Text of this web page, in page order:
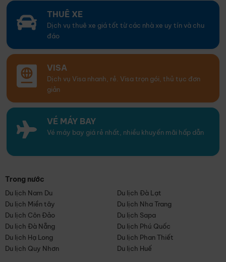
THUÊ XE
Dịch vụ thuê xe giá tốt từ các nhà xe uy tín và chu
đáo
VISA
Dịch vụ Visa nhanh, rẻ. Visa trọn gói, thủ tục đơn
giản
VÉ MÁY BAY
Vé máy bay giá rẻ nhất, nhiều khuyến mãi hấp dẫn
Trong nước
Du lịch Nam Du
Du lịch Đà Lạt
Du lịch Miền tây
Du lịch Nha Trang
Du lịch Côn Đảo
Du lịch Sapa
Du lịch Đà Nẵng
Du lịch Phú Quốc
Du lịch Hạ Long
Du lịch Phan Thiết
Du lịch Quy Nhơn
Du lịch Huế